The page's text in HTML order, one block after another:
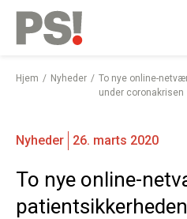
Gå
til
English
Hjem Nyheder
To nye online-
under coronakrisen
Nyheder 26. marts 2020
To nye online-